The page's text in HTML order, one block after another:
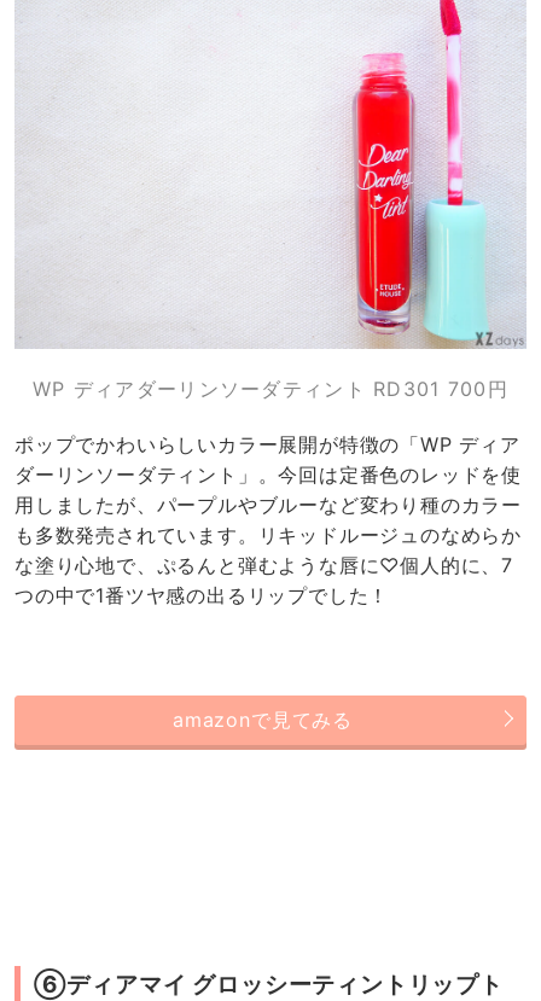
WP ディアダーリンソーダティント RD301 700円
ポップでかわいらしいカラー展開が特徴の「WP ディア
ダーリンソーダティント」。今回は定番色のレッドを使
用しましたが、パープルやブルーなど変わり種のカラー
も多数発売されています。リキッドルージュのなめらか
な塗り心地で、ぷるんと弾むような唇に♡個人的に、7
つの中で1番ツヤ感の出るリップでした！
amazonで見てみる
⑥ディアマイ グロッシーティントリップト